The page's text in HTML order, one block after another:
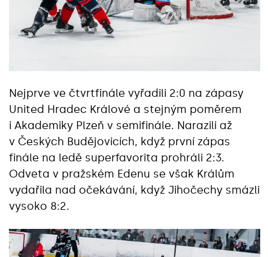
Nejprve ve čtvrtfinále vyřadili 2:0 na zápasy
United Hradec Králové a stejným poměrem
i Akademiky Plzeň v semifinále. Narazili až
v Českých Budějovicích, když první zápas
finále na ledě superfavorita prohráli 2:3.
Odveta v pražském Edenu se však Králům
vydařila nad očekávání, když Jihočechy smázli
vysoko 8:2.